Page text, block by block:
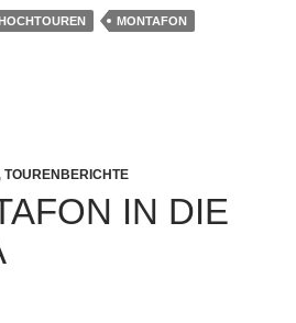
MONTAFON
, TOURENBERICHTE
IN DIE